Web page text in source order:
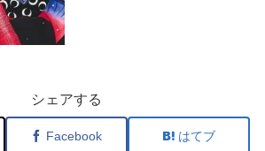
シェアする
Facebook はてブ